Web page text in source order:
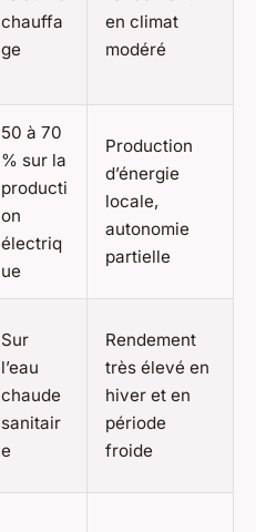
chauffa
ge
en climat
modéré
50 à 70
% sur la
producti
on
électriq
ue
Production
d’énergie
locale,
autonomie
partielle
Sur
l’eau
chaude
sanitair
e
Rendement
très élevé en
hiver et en
période
froide